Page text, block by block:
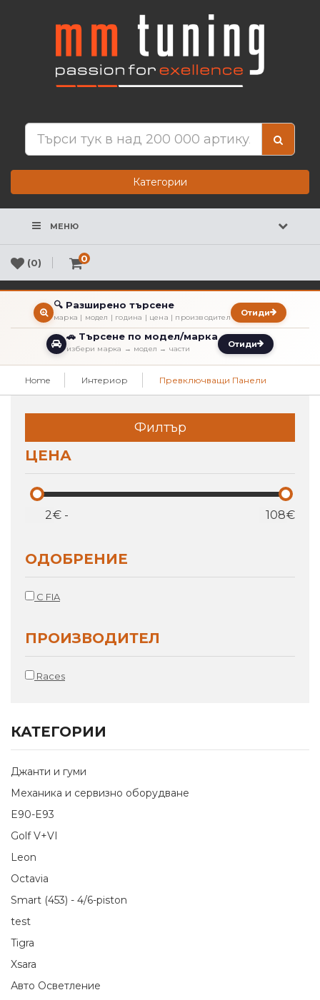
Категории
МЕНЮ
(0) 0
🔍 Разширено търсене
марка | модел | година | цена | производител Отиди
🚗 Търсене по модел/марка
избери марка → модел → части Отиди
Home Интериор Превключващи Панели
Филтър
ЦЕНА
€ - €
OДОБРЕНИЕ
С FIA
ПРОИЗВОДИТЕЛ
Races
КАТЕГОРИИ
Джанти и гуми
Механика и сервизно оборудване
E90-E93
Golf V+VI
Leon
Octavia
Smart (453) - 4/6-piston
test
Tigra
Xsara
Авто Осветление